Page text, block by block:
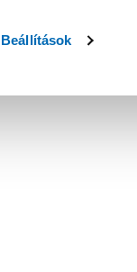
Beállítások